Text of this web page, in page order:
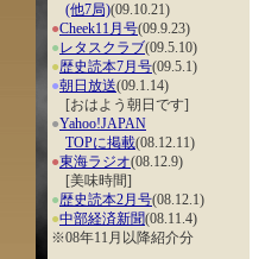
(他7局)(09.10.21)
●Cheek11月号(09.9.23)
●レタスクラブ(09.5.10)
●歴史読本7月号(09.5.1)
●朝日放送(09.1.14)
[おはよう朝日です]
●Yahoo!JAPAN
TOPに掲載(08.12.11)
●東海ラジオ(08.12.9)
[美味時間]
●歴史読本2月号(08.12.1)
●中部経済新聞(08.11.4)
※08年11月以降紹介分